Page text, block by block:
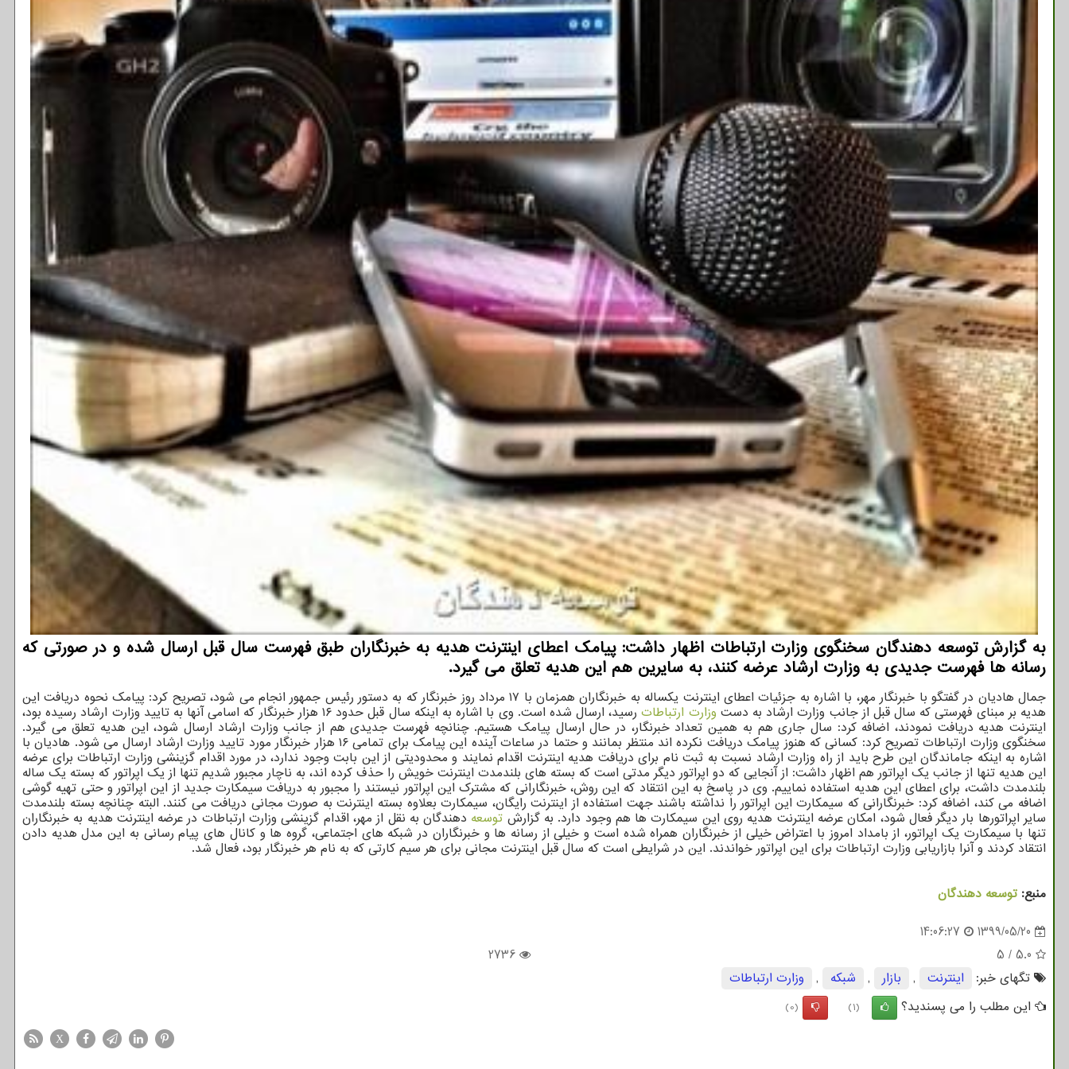
به گزارش توسعه دهندگان سخنگوی وزارت ارتباطات اظهار داشت: پیامك اعطای اینترنت هدیه به خبرنگاران طبق فهرست سال قبل ارسال شده و در صورتی كه
رسانه ها فهرست جدیدی به وزارت ارشاد عرضه كنند، به سایرین هم این هدیه تعلق می گیرد.
جمال هادیان در گفتگو با خبرنگار مهر، با اشاره به جزئیات اعطای اینترنت یکساله به خبرنگاران همزمان با ۱۷ مرداد روز خبرنگار که به دستور رئیس جمهور انجام می شود، تصریح کرد: پیامک نحوه دریافت این
هدیه بر مبنای فهرستی که سال قبل از جانب وزارت ارشاد به دست وزارت ارتباطات رسید، ارسال شده است. وی با اشاره به اینکه سال قبل حدود ۱۶ هزار خبرنگار که اسامی آنها به تایید وزارت ارشاد رسیده بود،
اینترنت هدیه دریافت نمودند، اضافه کرد: سال جاری هم به همین تعداد خبرنگار، در حال ارسال پیامک هستیم. چنانچه فهرست جدیدی هم از جانب وزارت ارشاد ارسال شود، این هدیه تعلق می گیرد.
سخنگوی وزارت ارتباطات تصریح کرد: کسانی که هنوز پیامک دریافت نکرده اند منتظر بمانند و حتما در ساعات آینده این پیامک برای تمامی ۱۶ هزار خبرنگار مورد تایید وزارت ارشاد ارسال می شود. هادیان با
اشاره به اینکه جاماندگان این طرح باید از راه وزارت ارشاد نسبت به ثبت نام برای دریافت هدیه اینترنت اقدام نمایند و محدودیتی از این بابت وجود ندارد، در مورد اقدام گزینشی وزارت ارتباطات برای عرضه
این هدیه تنها از جانب یک اپراتور هم اظهار داشت: از آنجایی که دو اپراتور دیگر مدتی است که بسته های بلندمدت اینترنت خویش را حذف کرده اند، به ناچار مجبور شدیم تنها از یک اپراتور که بسته یک ساله
بلندمدت داشت، برای اعطای این هدیه استفاده نماییم. وی در پاسخ به این انتقاد که این روش، خبرنگارانی که مشترک این اپراتور نیستند را مجبور به دریافت سیمکارت جدید از این اپراتور و حتی تهیه گوشی
اضافه می کند، اضافه کرد: خبرنگارانی که سیمکارت این اپراتور را نداشته باشند جهت استفاده از اینترنت رایگان، سیمکارت بعلاوه بسته اینترنت به صورت مجانی دریافت می کنند. البته چنانچه بسته بلندمدت
سایر اپراتورها بار دیگر فعال شود، امکان عرضه اینترنت هدیه روی این سیمکارت ها هم وجود دارد. به گزارش توسعه دهندگان به نقل از مهر، اقدام گزینشی وزارت ارتباطات در عرضه اینترنت هدیه به خبرنگاران
تنها با سیمکارت یک اپراتور، از بامداد امروز با اعتراض خیلی از خبرنگاران همراه شده است و خیلی از رسانه ها و خبرنگاران در شبکه های اجتماعی، گروه ها و کانال های پیام رسانی به این مدل هدیه دادن
انتقاد کردند و آنرا بازاریابی وزارت ارتباطات برای این اپراتور خواندند. این در شرایطی است که سال قبل اینترنت مجانی برای هر سیم کارتی که به نام هر خبرنگار بود، فعال شد.
منبع: توسعه دهندگان
1399/05/20
14:06:27
5.0
/
5
2736
تگهای خبر:
اینترنت , بازار , شبكه ,
وزارت ارتباطات
این مطلب را می پسندید؟
(1)
(0)
X